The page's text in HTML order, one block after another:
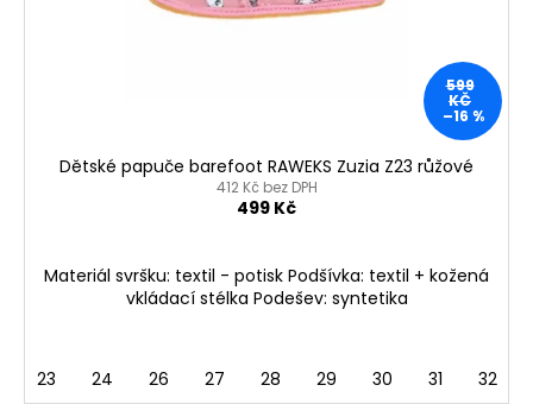
599
KČ
–16 %
Dětské papuče barefoot RAWEKS Zuzia Z23 růžové
412 Kč bez DPH
499 Kč
Materiál svršku: textil - potisk Podšívka: textil + kožená
vkládací stélka Podešev: syntetika
23 24 26 27 28 29 30 31 32